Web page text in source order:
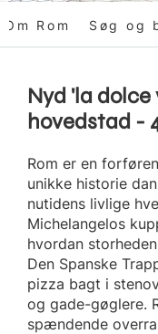
Om Rom Søg og
Nyd 'la
hovedstad -
Rom er en
unikke historie
nutidens livlige
Michelangelos
hvordan
Den Spanske
pizza bagt i
og gade-gøglere.
spændende